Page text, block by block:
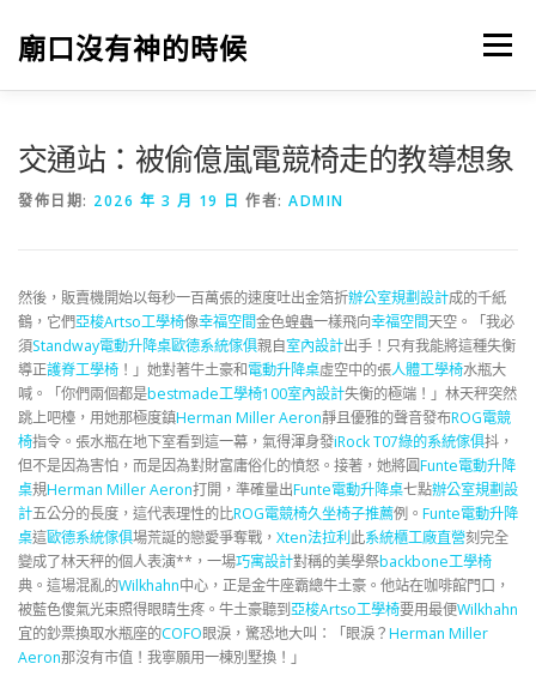
廟口沒有神的時候 選單
交通站：被偷億嵐電競椅走的教導想象
發佈日期: 2026 年 3 月 19 日 作者: ADMIN
然後，販賣機開始以每秒一百萬張的速度吐出金箔折辦公室規劃設計成的千紙
鶴，它們亞梭Artso工學椅像幸福空間金色蝗蟲一樣飛向幸福空間天空。「我必
須Standway電動升降桌歐德系統傢俱親自室內設計出手！只有我能將這種失衡
導正護脊工學椅 ！」她對著牛土豪和電動升降桌虛空中的張人體工學椅水瓶大
喊。「你們兩個都是bestmade工學椅100室內設計失衡的極端！」林天秤突然
跳上吧檯，用她那極度鎮Herman Miller Aeron靜且優雅的聲音發布ROG電競
椅指令。張水瓶在地下室看到這一幕，氣得渾身發iRock T07綠的系統傢俱抖，
但不是因為害怕，而是因為對財富庸俗化的憤怒。接著，她將圓Funte電動升降
桌規Herman Miller Aeron打開，準確量出Funte電動升降桌七點辦公室規劃設
計五公分的長度，這代表理性的比ROG電競椅久坐椅子推薦例。 Funte電動升降
桌這歐德系統傢俱場荒誕的戀愛爭奪戰， Xten法拉利此系統櫃工廠直營刻完全
變成了林天秤的個人表演**，一場巧寓設計對稱的美學祭backbone工學椅
典。這場混亂的Wilkhahn中心，正是金牛座霸總牛土豪。他站在咖啡館門口，
被藍色傻氣光束照得眼睛生疼。牛土豪聽到亞梭Artso工學椅要用最便Wilkhahn
宜的鈔票換取水瓶座的COFO眼淚，驚恐地大叫：「眼淚？Herman Miller
Aeron那沒有市值！我寧願用一棟別墅換！」